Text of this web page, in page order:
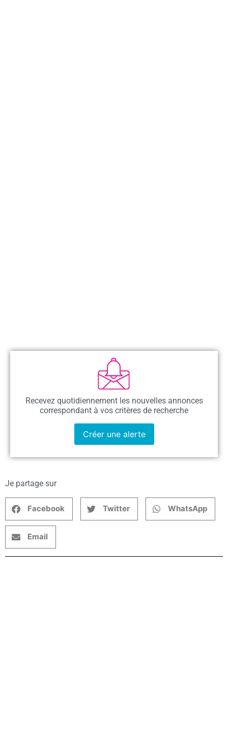
Recevez quotidiennement les nouvelles annonces
correspondant à vos critères de recherche
Créer une alerte
Je partage sur
Facebook Twitter WhatsApp
Email